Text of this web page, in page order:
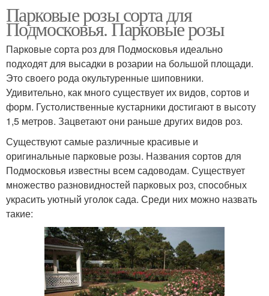
Парковые розы сорта для
Подмосковья. Парковые розы
Парковые сорта роз для Подмосковья идеально
подходят для высадки в розарии на большой площади.
Это своего рода окультуренные шиповники.
Удивительно, как много существует их видов, сортов и
форм. Густолиственные кустарники достигают в высоту
1,5 метров. Зацветают они раньше других видов роз.
Существуют самые различные красивые и
оригинальные парковые розы. Названия сортов для
Подмосковья известны всем садоводам. Существует
множество разновидностей парковых роз, способных
украсить уютный уголок сада. Среди них можно назвать
такие: